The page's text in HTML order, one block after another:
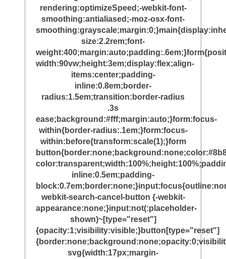
rendering:optimizeSpeed;-webkit-font-
smoothing:antialiased;-moz-osx-font-
size:2.2rem;font-
width:90vw;height:3em;display:flex;align-
items:center;padding-
inline:0.8em;border-
radius:1.5em;transition:border-radius
.3s
ease;background:#fff;margin:auto;}form:focus-
within{border-radius:.1em;}form:focus-
within:before{transform:scale(1);}form
inline:0.5em;padding-
webkit-search-cancel-button {-webkit-
appearance:none;}input:not(:placeholder-
shown)~[type="reset"]
{opacity:1;visibility:visible;}button[type="reset"]
svg{width:17px;margin-